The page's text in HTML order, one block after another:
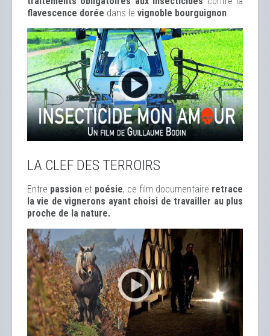
flavescence dorée dans le vignoble bourguignon.
LA CLEF DES TERROIRS
Entre passion et poésie, ce film documentaire retrace
la vie de vignerons ayant choisi de travailler au plus
proche de la nature.